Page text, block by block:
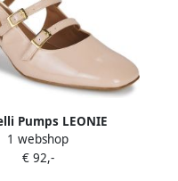
Pumps LEONIE
1 webshop
€ 92,-